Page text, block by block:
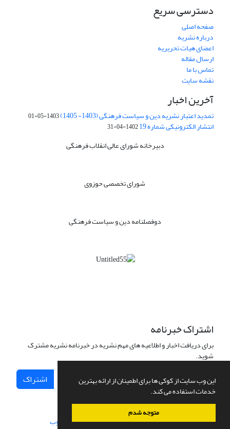
این وب سایت از کوکی ها برای اطمینان از ارائه بهترین
خدمات استفاده می کند.
متوجه شدم
دسترسی سریع
صفحه اصلی
درباره نشریه
اعضای هیات تحریریه
ارسال مقاله
تماس با ما
نقشه سایت
آخرین اخبار
تمدید اعتبار نشریه دین و سیاست فرهنگی (1403- 1405) 1403-05-01
انتشار الکترونیکی شماره 19 1402-04-31
دبیرخانه شورای عالی انقلاب فرهنگی
شورای تخصصی حوزوی
دوفصلنامه دین و سیاست فرهنگی
اشتراک خبرنامه
برای دریافت اخبار و اطلاعیه های مهم نشریه در خبرنامه نشریه مشترک
شوید.
اشتراک
سامانه مدیریت نشریات علمی.طراحی و پیاده سازی از سیناوب